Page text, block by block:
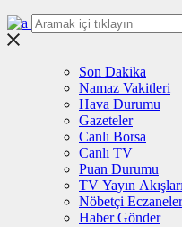
Son Dakika
Namaz Vakitleri
Hava Durumu
Gazeteler
Canlı Borsa
Canlı TV
Puan Durumu
TV Yayın Akışları
Nöbetçi Eczaneler
Haber Gönder